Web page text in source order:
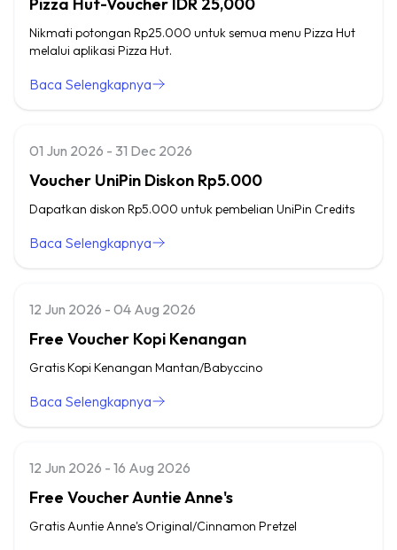
Pizza Hut-Voucher IDR 25,000
Nikmati potongan Rp25.000 untuk semua menu Pizza Hut
melalui aplikasi Pizza Hut.
Baca Selengkapnya
01 Jun 2026 - 31 Dec 2026
Voucher UniPin Diskon Rp5.000
Dapatkan diskon Rp5.000 untuk pembelian UniPin Credits
Baca Selengkapnya
12 Jun 2026 - 04 Aug 2026
Free Voucher Kopi Kenangan
Gratis Kopi Kenangan Mantan/Babyccino
Baca Selengkapnya
12 Jun 2026 - 16 Aug 2026
Free Voucher Auntie Anne's
Gratis Auntie Anne's Original/Cinnamon Pretzel